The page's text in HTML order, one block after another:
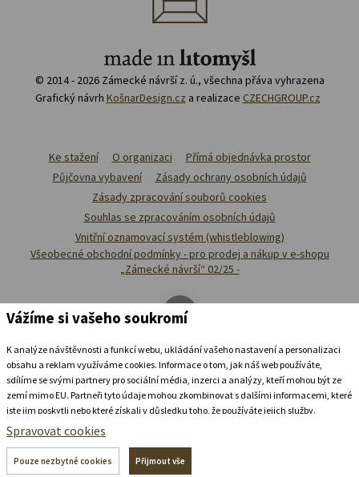
Ubytovat se v
+420 739 337 992
© 2014 - 2026 Zámecké návrší z. ú., všechna přáva vyhrazena
Grafický návrh KošnarDesign.cz a realizace CZECHGROUP.cz
Ke stažení O organizaci
Přímá objednávka prostor
Půjčovna vybavení
Zásady ochrany osobních údajů
Zásady zpracování souborů cookies
Souhlas se zpracováním osobních údajů
Vnitřní oznamovací systém (whistleblowing)
Všeobecné obchodní podmínky - pro prodej a nákup v e-shopu
„Zámecké návrší“ 02/25 -
Vážíme si vašeho soukromí
K analýze návštěvnosti a funkcí webu, ukládání vašeho nastavení a personalizaci
obsahu a reklam využíváme cookies. Informace o tom, jak náš web používáte,
sdílíme se svými partnery pro sociální média, inzerci a analýzy, kteří mohou být ze
zemí mimo EU. Partneři tyto údaje mohou zkombinovat s dalšími informacemi, které
jste jim poskytli nebo které získali v důsledku toho, že používáte jejich služby.
Podrobné informace
Spravovat cookies
Pouze nezbytné cookies Přijmout vše